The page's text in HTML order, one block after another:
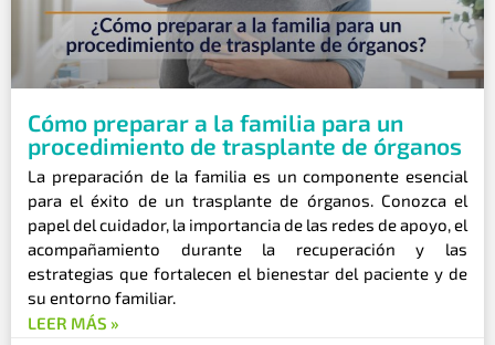
Cómo preparar a la familia para un
procedimiento de trasplante de órganos
La preparación de la familia es un componente esencial
para el éxito de un trasplante de órganos. Conozca el
papel del cuidador, la importancia de las redes de apoyo, el
acompañamiento durante la recuperación y las
estrategias que fortalecen el bienestar del paciente y de
su entorno familiar.
LEER MÁS »